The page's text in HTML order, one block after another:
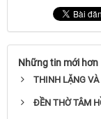
Những tin mới hơn
THINH LẶNG VÀ
ĐỀN THỜ TÂM